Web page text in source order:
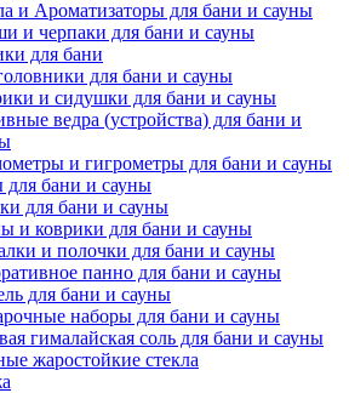
и Ароматизаторы для бани и сауны
и черпаки для бани и сауны
для бани
для бани и сауны
и сидушки для бани и сауны
ведра (устройства) для бани и
и гигрометры для бани и сауны
для бани и сауны
для бани и сауны
и коврики для бани и сауны
и полочки для бани и сауны
панно для бани и сауны
для бани и сауны
наборы для бани и сауны
гималайская соль для бани и сауны
жаростойкие стекла